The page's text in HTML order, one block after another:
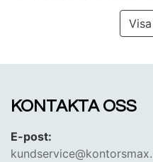
mest envisa smutsen.
skinande fönster varje
KONTAKTA OSS
E-post: